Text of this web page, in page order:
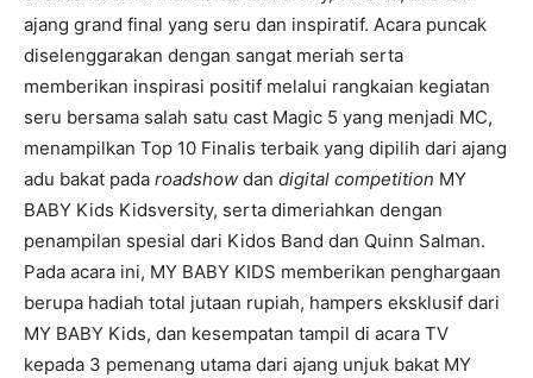
ajang grand final yang seru dan inspiratif. Acara puncak
diselenggarakan dengan sangat meriah serta
memberikan inspirasi positif melalui rangkaian kegiatan
seru bersama salah satu cast Magic 5 yang menjadi MC,
menampilkan Top 10 Finalis terbaik yang dipilih dari ajang
adu bakat pada roadshow dan digital competition MY
BABY Kids Kidsversity, serta dimeriahkan dengan
penampilan spesial dari Kidos Band dan Quinn Salman.
Pada acara ini, MY BABY KIDS memberikan penghargaan
berupa hadiah total jutaan rupiah, hampers eksklusif dari
MY BABY Kids, dan kesempatan tampil di acara TV
kepada 3 pemenang utama dari ajang unjuk bakat MY